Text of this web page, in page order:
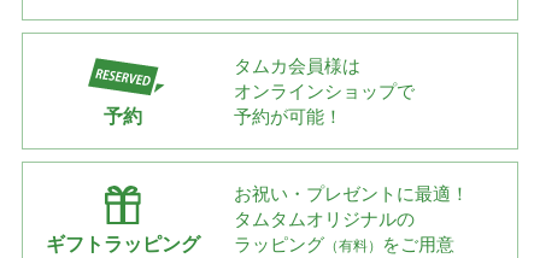
予約
タムカ会員様は
オンラインショップで
予約が可能！
ギフトラッピング
お祝い・プレゼントに最適！
タムタムオリジナルの
ラッピング （有料） をご用意